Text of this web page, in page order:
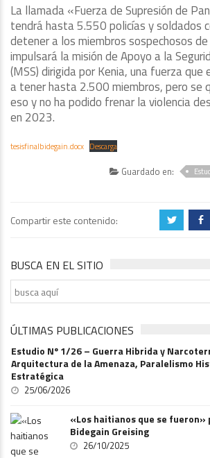
La llamada «Fuerza de Supresión de
tendrá hasta 5.550 policías y soldados
detener a los miembros sospechosos de
impulsará la misión de Apoyo a la
(MSS) dirigida por Kenia, una fuerza
a tener hasta 2.500 miembros, pero se
eso y no ha podido frenar la violencia
en 2023.
tesisfinalbidegain.docx Descarga
Guardado en:
Compartir este contenido: a b
BUSCA EN EL SITIO
ÚLTIMAS PUBLICACIONES
Estudio Nº 1/26 – Guerra Hibrida y
Arquitectura de la Amenaza, Paralelismo
Estratégica
25/06/2026
«Los haitianos que se fueron»
Bidegain Greising
26/10/2025